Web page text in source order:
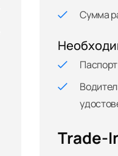
Сумма
Trade-